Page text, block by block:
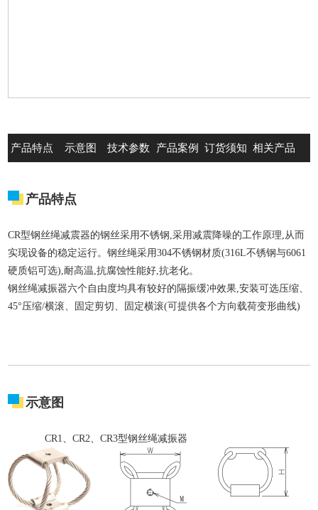
产品特点 示意图 技术参数 产品案例 订货须知 相关产品
产品特点
CR型钢丝绳减震器的钢丝采用不锈钢,采用减震降噪的工作原理,从而
实现设备的稳定运行。钢丝绳采用304不锈钢材质(316L不锈钢与6061
硬质铝可选),耐高温,抗腐蚀性能好,抗老化。
钢丝绳减振器六个自由度均具有较好的隔振缓冲效果,安装可选压缩、
45°压缩/横滚、固定剪切、固定横滚(可提供各个方向载荷变形曲线)
示意图
CR1、CR2、CR3型钢丝绳减振器